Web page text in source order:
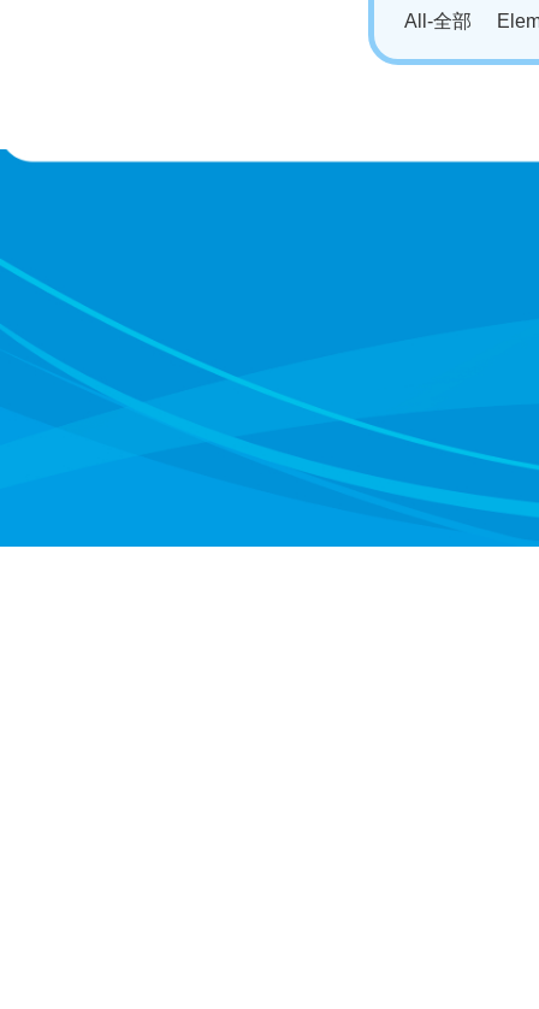
All-全部